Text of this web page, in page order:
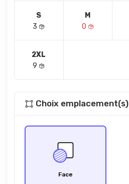
S
3
M
0
2XL
9
Choix emplacement(s)
Face